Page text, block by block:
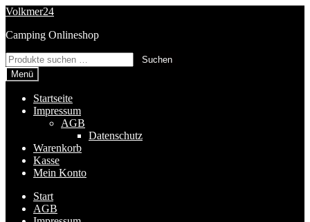
Zur
springen
Zum
springen
Volkmer24
Camping Onlineshop
Suchen
nach:
Suchen
Menü
Startseite
Impressum
AGB
Datenschutz
Warenkorb
Kasse
Mein Konto
Start
AGB